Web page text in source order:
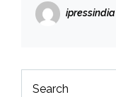
ipressindia
Search